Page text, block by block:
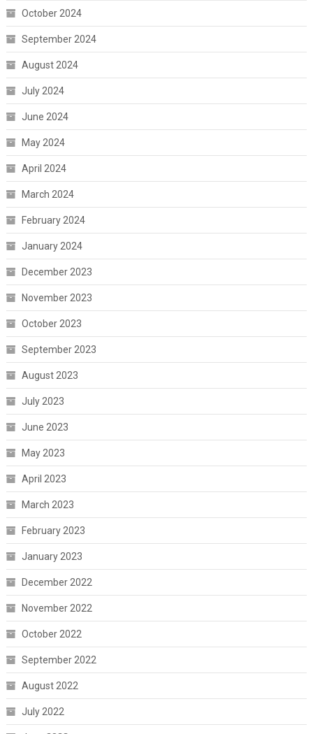
October 2024
September 2024
August 2024
July 2024
June 2024
May 2024
April 2024
March 2024
February 2024
January 2024
December 2023
November 2023
October 2023
September 2023
August 2023
July 2023
June 2023
May 2023
April 2023
March 2023
February 2023
January 2023
December 2022
November 2022
October 2022
September 2022
August 2022
July 2022